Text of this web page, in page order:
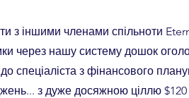
з іншими членами спільноти
через нашу систему дошок
спеціаліста з фінансового
з дуже досяжною ціллю $120